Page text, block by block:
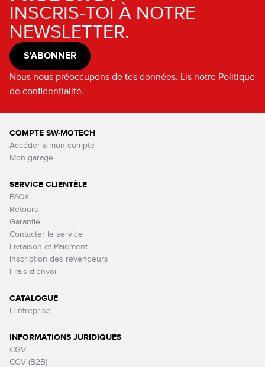
INSCRIS-TOI À NOTRE
NEWSLETTER.
S'ABONNER
Nous nous préoccupons de tes données. Lis notre Politique
de confidentialité.
COMPTE SW-MOTECH
Accéder à mon compte
Mon garage
SERVICE CLIENTÈLE
FAQs
Retours
Garantie
Contacter le service
Livraison et Paiement
Inscription des revendeurs
Frais d'envoi
CATALOGUE
l'Entreprise
INFORMATIONS JURIDIQUES
CGV
CGV (B2B)